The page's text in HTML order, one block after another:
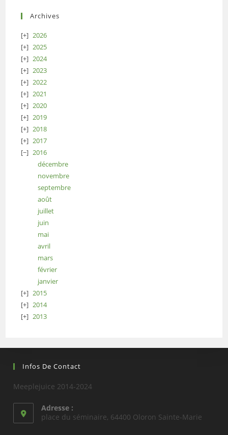
Archives
2026
2025
2024
2023
2022
2021
2020
2019
2018
2017
2016
décembre
novembre
septembre
août
juillet
juin
mai
avril
mars
février
janvier
2015
2014
2013
Infos De Contact
Meeplejuice 2014-2024
Adresse :
place du séminaire, 64400 Oloron Sainte-Marie